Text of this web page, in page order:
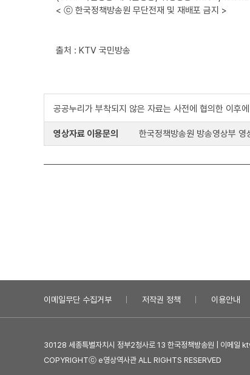
< ⓒ 한국정책방송원 무단전재 및 재배포 금지 >
출처 : KTV 국민방송
공공누리가 부착되지 않은 자료는 사전에 협의한 이후
영상자료 이용문의 한국정책방송원 방송영상부
이메일무단 수집거부 저작권 정책 이용안내
30128 세종특별자치시 정부2청사로 13 한국정책방송원 | 이메
COPYRIGHTⓒ e영상역사관 ALL RIGHTS RESERVED